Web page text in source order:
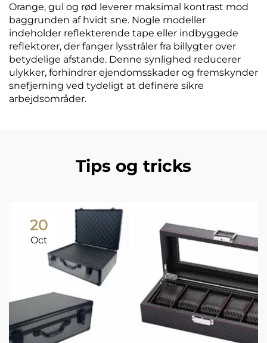
Orange, gul og rød leverer maksimal kontrast mod
baggrunden af hvidt sne. Nogle modeller
indeholder reflekterende tape eller indbyggede
reflektorer, der fanger lysstråler fra billygter over
betydelige afstande. Denne synlighed reducerer
ulykker, forhindrer ejendomsskader og fremskynder
snefjerning ved tydeligt at definere sikre
arbejdsområder.
Tips og tricks
20
Oct